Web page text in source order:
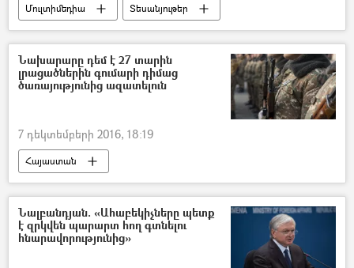
Մուլտիմեդիա
Տեսանյութեր
ԵՐԿՐԱՇԱՐԺ 1988
Նախարարը դեմ է 27 տարին
լրացածներին գումարի դիմաց
ծառայությունից ազատելուն
7 դեկտեմբերի 2016, 18:19
Հայաստան
Նալբանդյան. «Ահաբեկիչները պետք
է զրկվեն պարարտ հող գտնելու
հնարավորությունից»